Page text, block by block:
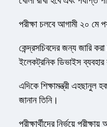
পরীক্ষা চলবে আগামী ২০ মে
কেন্দ্রসচিবদের জন্য জারি
ইলেকট্রনিক ডিভাইস ব্যবহার
এদিকে শিক্ষামন্ত্রী এহছানুল
জানান তিনি।
পরীক্ষার্থীদের নির্ভয়ে